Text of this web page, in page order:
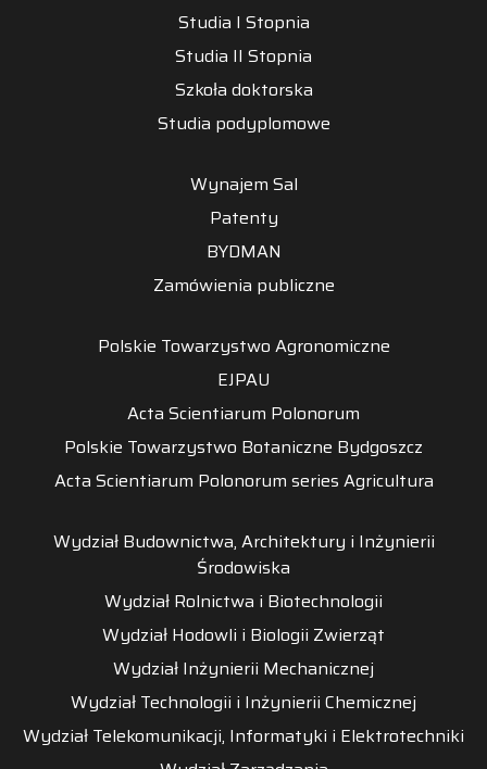
Studia I Stopnia
Studia II Stopnia
Szkoła doktorska
Studia podyplomowe
Wynajem Sal
Patenty
BYDMAN
Zamówienia publiczne
Polskie Towarzystwo Agronomiczne
EJPAU
Acta Scientiarum Polonorum
Polskie Towarzystwo Botaniczne Bydgoszcz
Acta Scientiarum Polonorum series Agricultura
Wydział Budownictwa, Architektury i Inżynierii
Środowiska
Wydział Rolnictwa i Biotechnologii
Wydział Hodowli i Biologii Zwierząt
Wydział Inżynierii Mechanicznej
Wydział Technologii i Inżynierii Chemicznej
Wydział Telekomunikacji, Informatyki i Elektrotechniki